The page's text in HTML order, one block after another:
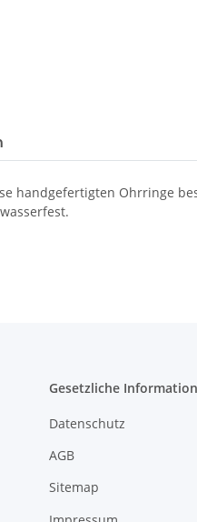
handgefertigten Ohrringe
Gesetzliche
Datenschutz
AGB
Sitemap